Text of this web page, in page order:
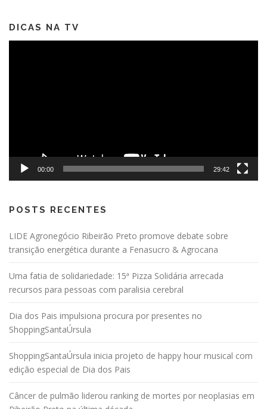
DICAS NA TV
00:00 29:42
POSTS RECENTES
LIDE Agronegócio Ribeirão Preto promove debate sobre
transição energética durante a Fenasucro & Agrocana
Uma fatia de solidariedade: 15ª Pizza Solidária arrecada
recursos para pessoas com paralisia cerebral
Dia dos Pais impulsiona procura por presentes no
ShoppingSantaÚrsula
ShoppingSantaÚrsula inicia projeto de happy hour musical com
edição especial de Dia dos Pais
Câncer de pulmão liderou ranking de mortes por neoplasias em